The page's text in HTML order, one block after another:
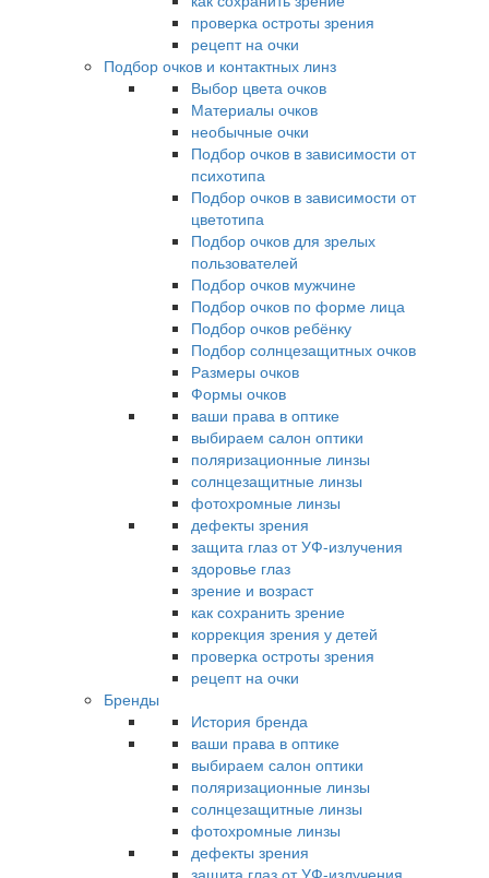
проверка остроты зрения
рецепт на очки
Подбор очков и контактных линз
Выбор цвета очков
Материалы очков
необычные очки
Подбор очков в зависимости от
психотипа
Подбор очков в зависимости от
цветотипа
Подбор очков для зрелых
пользователей
Подбор очков мужчине
Подбор очков по форме лица
Подбор очков ребёнку
Подбор солнцезащитных очков
Размеры очков
Формы очков
ваши права в оптике
выбираем салон оптики
поляризационные линзы
солнцезащитные линзы
фотохромные линзы
дефекты зрения
защита глаз от УФ-излучения
здоровье глаз
зрение и возраст
как сохранить зрение
коррекция зрения у детей
проверка остроты зрения
рецепт на очки
Бренды
История бренда
ваши права в оптике
выбираем салон оптики
поляризационные линзы
солнцезащитные линзы
фотохромные линзы
дефекты зрения